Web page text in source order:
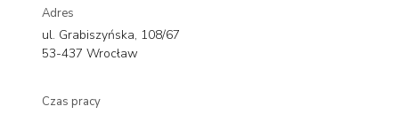
Adres
ul. Grabiszyńska, 108/67
53-437 Wrocław
Czas pracy